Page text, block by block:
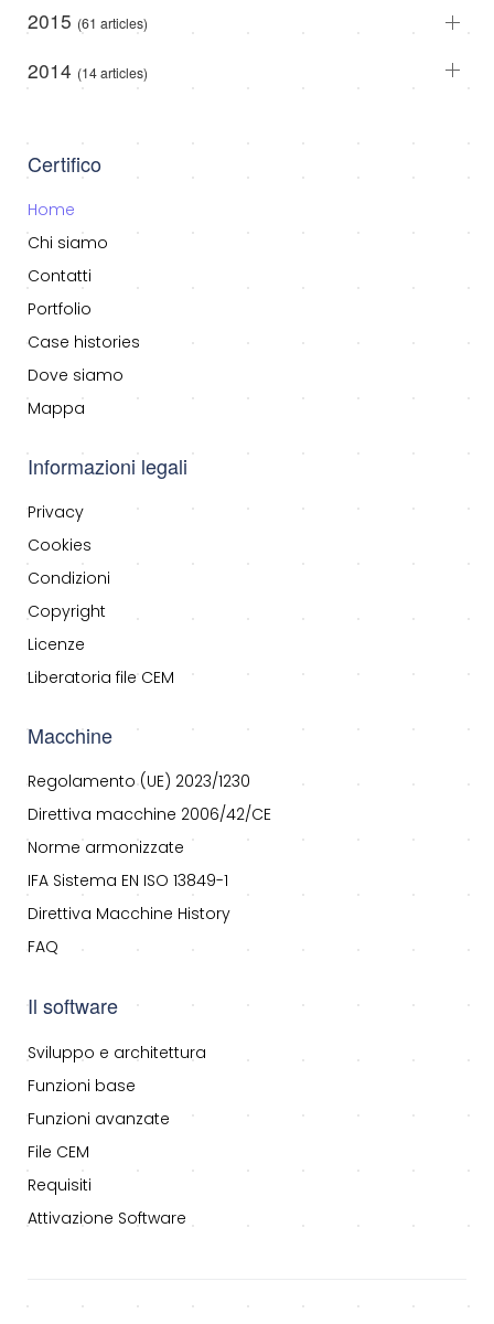
2015 (61 articles)
2014 (14 articles)
Certifico
Home
Chi siamo
Contatti
Portfolio
Case histories
Dove siamo
Mappa
Informazioni legali
Privacy
Cookies
Condizioni
Copyright
Licenze
Liberatoria file CEM
Macchine
Regolamento (UE) 2023/1230
Direttiva macchine 2006/42/CE
Norme armonizzate
IFA Sistema EN ISO 13849-1
Direttiva Macchine History
FAQ
Il software
Sviluppo e architettura
Funzioni base
Funzioni avanzate
File CEM
Requisiti
Attivazione Software